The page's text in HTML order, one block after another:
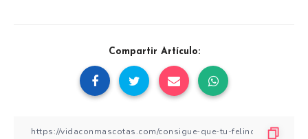
Compartir Artículo: